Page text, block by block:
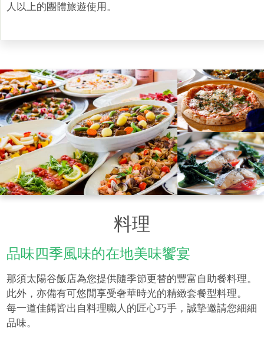
人以上的團體旅遊使用。
料理
品味四季風味的在地美味饗宴
那須太陽谷飯店為您提供隨季節更替的豐富自助餐料理。
此外，亦備有可悠閒享受奢華時光的精緻套餐型料理。
每一道佳餚皆出自料理職人的匠心巧手，誠摯邀請您細細
品味。​